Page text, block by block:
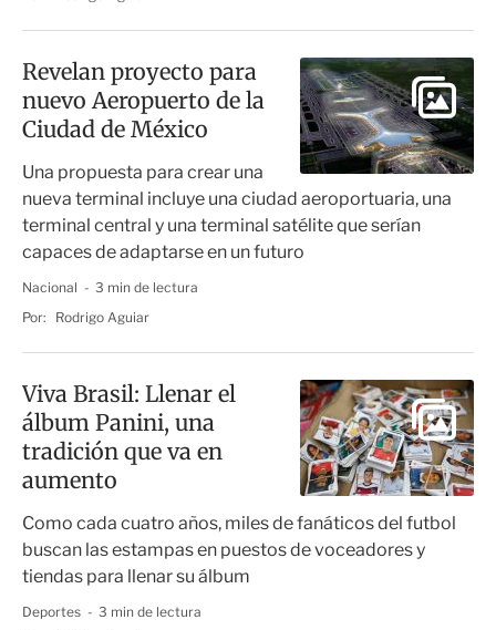
Revelan proyecto para
nuevo Aeropuerto de la
Ciudad de México
Una propuesta para crear una
nueva terminal incluye una ciudad aeroportuaria, una
terminal central y una terminal satélite que serían
capaces de adaptarse en un futuro
Nacional
3 min de lectura
Por:
Rodrigo Aguiar
Viva Brasil: Llenar el
álbum Panini, una
tradición que va en
aumento
Como cada cuatro años, miles de fanáticos del futbol
buscan las estampas en puestos de voceadores y
tiendas para llenar su álbum
Deportes
3 min de lectura